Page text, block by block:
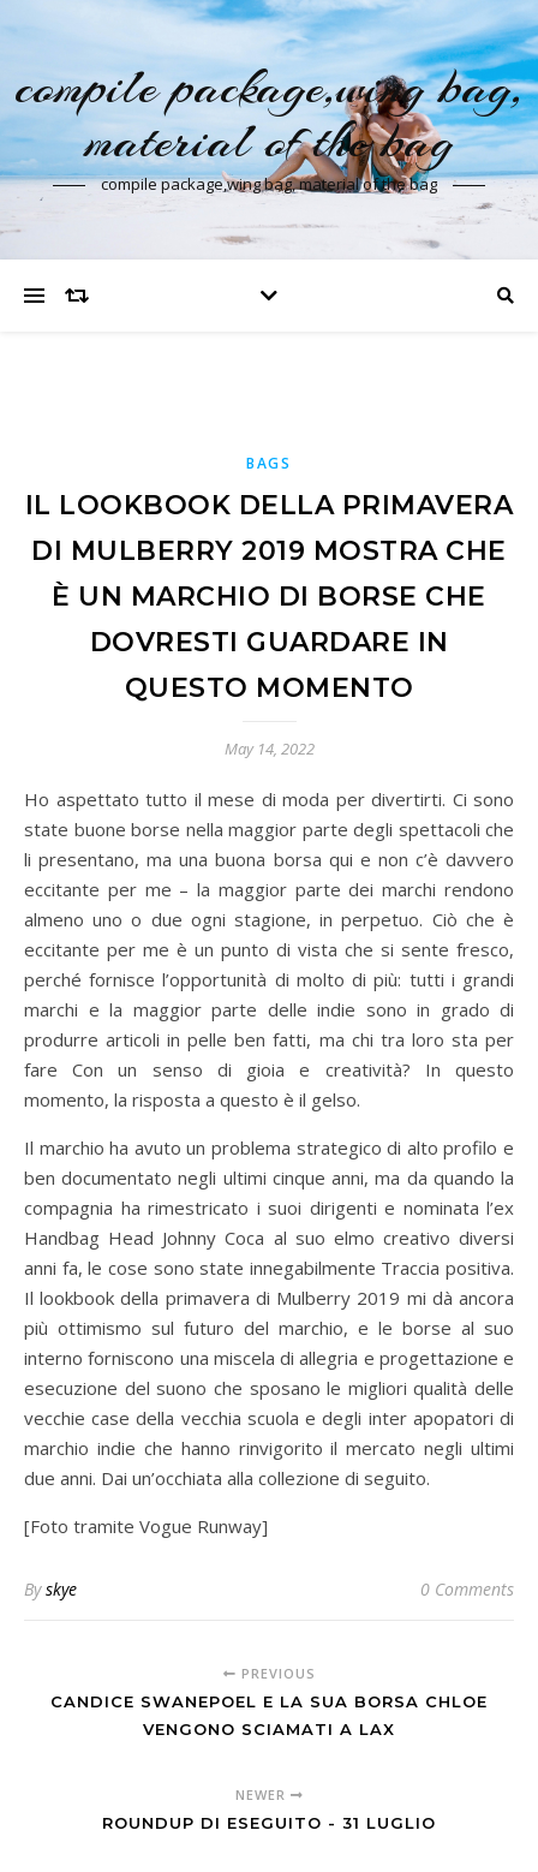
compile package,wing bag,
material of the bag
compile package,wing bag, material of the bag
BAGS
IL LOOKBOOK DELLA PRIMAVERA
DI MULBERRY 2019 MOSTRA CHE
È UN MARCHIO DI BORSE CHE
DOVRESTI GUARDARE IN
QUESTO MOMENTO
May 14, 2022
Ho aspettato tutto il mese di moda per divertirti. Ci sono
state buone borse nella maggior parte degli spettacoli che
li presentano, ma una buona borsa qui e non c’è davvero
eccitante per me – la maggior parte dei marchi rendono
almeno uno o due ogni stagione, in perpetuo. Ciò che è
eccitante per me è un punto di vista che si sente fresco,
perché fornisce l’opportunità di molto di più: tutti i grandi
marchi e la maggior parte delle indie sono in grado di
produrre articoli in pelle ben fatti, ma chi tra loro sta per
fare Con un senso di gioia e creatività? In questo
momento, la risposta a questo è il gelso.
Il marchio ha avuto un problema strategico di alto profilo e
ben documentato negli ultimi cinque anni, ma da quando la
compagnia ha rimestricato i suoi dirigenti e nominata l’ex
Handbag Head Johnny Coca al suo elmo creativo diversi
anni fa, le cose sono state innegabilmente Traccia positiva.
Il lookbook della primavera di Mulberry 2019 mi dà ancora
più ottimismo sul futuro del marchio, e le borse al suo
interno forniscono una miscela di allegria e progettazione e
esecuzione del suono che sposano le migliori qualità delle
vecchie case della vecchia scuola e degli inter apopatori di
marchio indie che hanno rinvigorito il mercato negli ultimi
due anni. Dai un’occhiata alla collezione di seguito.
[Foto tramite Vogue Runway]
Byskye 0 Comments
PREVIOUS
CANDICE SWANEPOEL E LA SUA BORSA CHLOE
VENGONO SCIAMATI A LAX
NEWER
ROUNDUP DI ESEGUITO - 31 LUGLIO